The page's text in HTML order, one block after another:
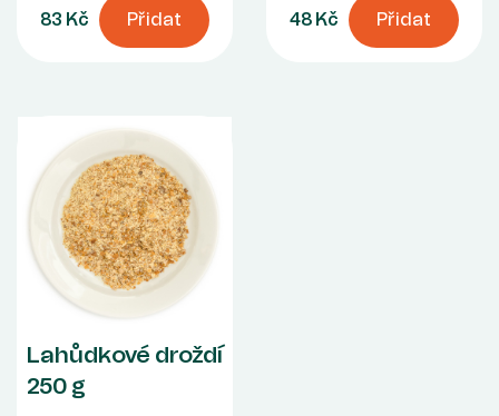
83 Kč Přidat 48 Kč Přidat
Lahůdkové droždí
250 g